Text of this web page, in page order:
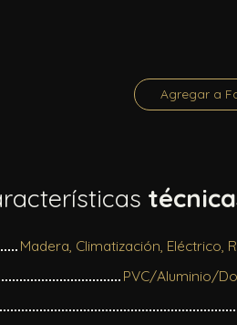
Agregar a
Madera, Climatización, Eléctrico,
PVC/Aluminio/